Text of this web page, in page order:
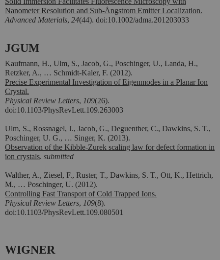
Nanometer Resolution and Sub-Ångstrom Emitter Localization.
Advanced Materials, 24(44). doi:10.1002/adma.201203033
JGUM
Kaufmann, H., Ulm, S., Jacob, G., Poschinger, U., Landa, H.,
Retzker, A., … Schmidt-Kaler, F. (2012).
Precise Experimental Investigation of Eigenmodes in a Planar Ion
Crystal.
Physical Review Letters, 109(26).
doi:10.1103/PhysRevLett.109.263003
Ulm, S., Rossnagel, J., Jacob, G., Deguenther, C., Dawkins, S. T.,
Poschinger, U. G., … Singer, K. (2013).
Observation of the Kibble-Zurek scaling law for defect formation in
ion crystals. submitted
Walther, A., Ziesel, F., Ruster, T., Dawkins, S. T., Ott, K., Hettrich,
M., … Poschinger, U. (2012).
Controlling Fast Transport of Cold Trapped Ions.
Physical Review Letters, 109(8).
doi:10.1103/PhysRevLett.109.080501
WIGNER